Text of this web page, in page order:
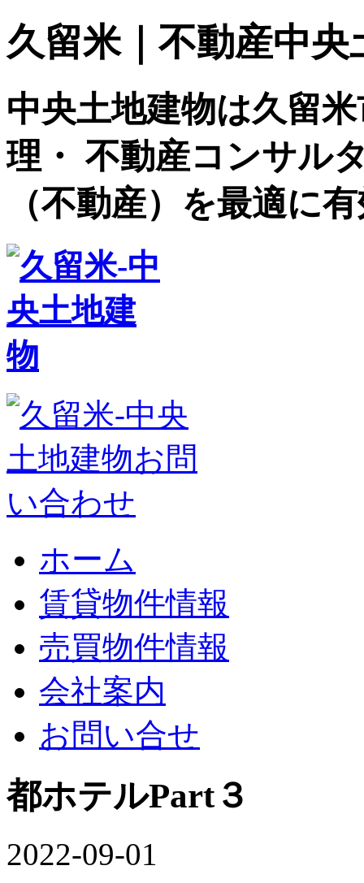
久留米｜不動産中
中央土地建物は久留
理・ 不動産コンサル
（不動産）を最適に
ホーム
賃貸物件情報
売買物件情報
会社案内
お問い合せ
都ホテルPart３
2022-09-01